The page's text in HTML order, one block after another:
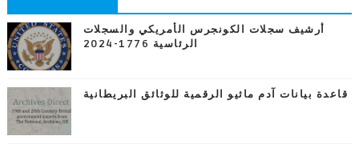
أرشيف سجلات الكونجرس الأمريكي والسجلات
الرئاسية 1776-2024
قاعدة بيانات آدم ماثيو الرقمية للوثائق البريطانية